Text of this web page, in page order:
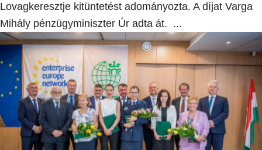
Lovagkeresztje kitüntetést adományozta. A díjat Varga
Mihály pénzügyminiszter Úr adta át. ...